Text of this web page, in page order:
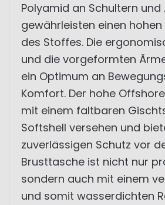
Polyamid an Schultern und
gewährleisten einen
des Stoffes. Die
und die vorgeformten
ein Optimum an
Komfort. Der hohe
mit einem faltbaren
Softshell versehen und
zuverlässigen Schutz vor
Brusttasche ist nicht nur
sondern auch mit einem
und somit wasserdichten